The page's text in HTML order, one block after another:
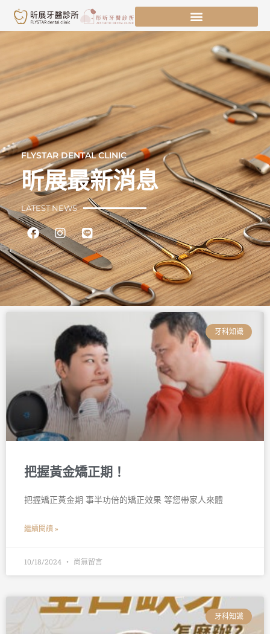
主
容
FLYSTAR DENTAL CLINIC
昕展最新消息
LATEST NEWS
FacebookInstagram
Line
牙科知識
把握黃金矯正期！
把握矯正黃金期 事半功倍的矯正效果 等您帶家人來體
繼續閱讀 »
10/18/2024 尚無留言
牙科知識
頁
面
頁
面
頁
面